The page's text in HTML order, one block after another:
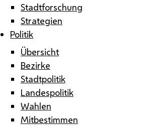
Stadtforschung
Strategien
Politik
Übersicht
Bezirke
Stadtpolitik
Landespolitik
Wahlen
Mitbestimmen